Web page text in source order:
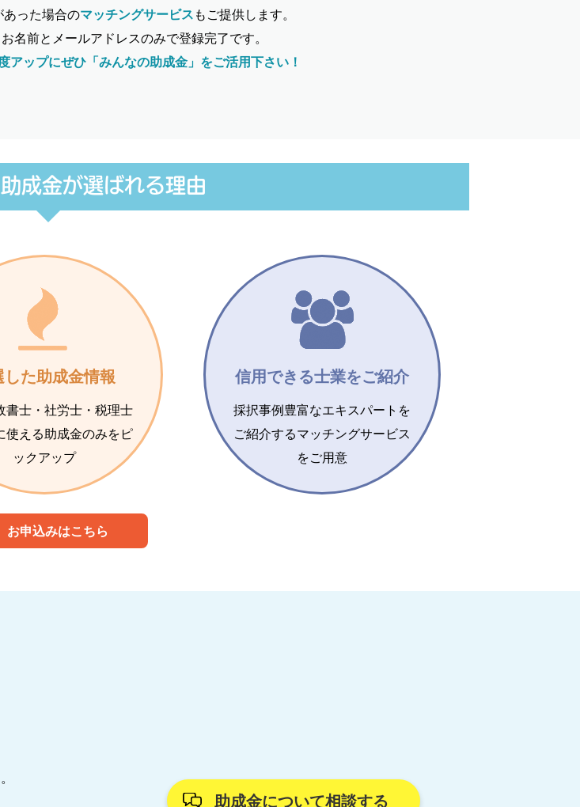
った場合のマッチングサービスもご提供します。
名前とメールアドレスのみで登録完了です。
アップにぜひ「みんなの助成金」をご活用下さい！
成金が選ばれる理由
した助成金情報
書士・社労士・税理士
使える助成金のみをピ
ックアップ
信用できる士業をご紹介
採択事例豊富なエキスパートを
ご紹介するマッチングサービス
をご用意
お申込みはこちら
助成金について相談する